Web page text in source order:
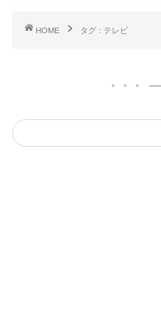
HOME タグ : テレビ